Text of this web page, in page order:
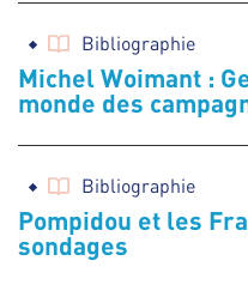
Bibliographie
Michel Woimant :
monde des
Bibliographie
Pompidou et les
sondages